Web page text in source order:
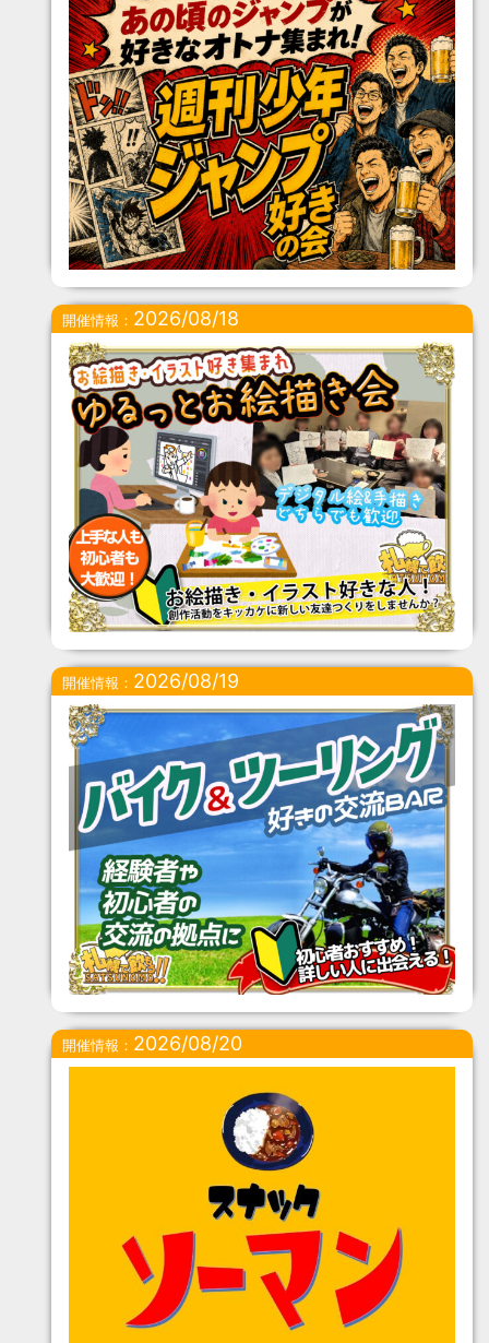
開催情報： 2026/08/18
開催情報： 2026/08/19
開催情報： 2026/08/20